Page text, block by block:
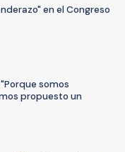
en el Congreso
somos
propuesto un